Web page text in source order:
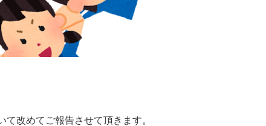
改めてご報告させて頂きます。